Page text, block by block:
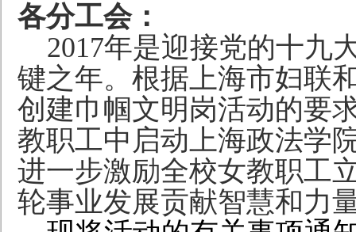
各分工会：
2017年是迎接党的十九
键之年。根据上海市妇联
创建巾帼文明岗活动的要
教职工中启动上海政法学
进一步激励全校女教职工
轮事业发展贡献智慧和力